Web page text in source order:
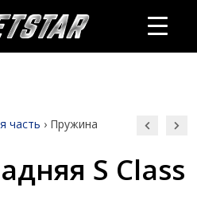
часть › Пружина
S Class